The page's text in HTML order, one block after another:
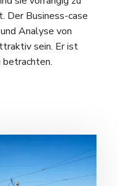
Der Business-case
Analyse von
sein. Er ist
betrachten.